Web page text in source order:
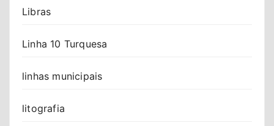
Libras
Linha 10 Turquesa
linhas municipais
litografia